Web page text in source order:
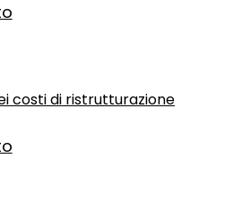
costi di ristrutturazione